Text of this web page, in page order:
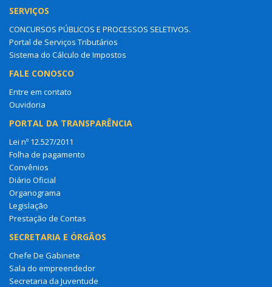
SERVIÇOS
CONCURSOS PÚBLICOS E PROCESSOS SELETIVOS.
Portal de Serviços Tributários
Sistema do Cálculo de Impostos
FALE CONOSCO
Entre em contato
Ouvidoria
PORTAL DA TRANSPARÊNCIA
Lei nº 12.527/2011
Folha de pagamento
Convênios
Diário Oficial
Organograma
Legislação
Prestação de Contas
SECRETARIA E ÓRGÃOS
Chefe De Gabinete
Sala do empreendedor
Secretaria da Juventude